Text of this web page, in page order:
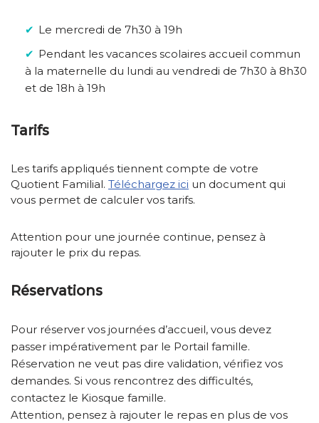
Le mercredi de 7h30 à 19h
Pendant les vacances scolaires accueil commun
à la maternelle du lundi au vendredi de 7h30 à 8h30
et de 18h à 19h
Tarifs
Les tarifs appliqués tiennent compte de votre
Quotient Familial. Téléchargez ici un document qui
vous permet de calculer vos tarifs.
Attention pour une journée continue, pensez à
rajouter le prix du repas.
Réservations
Pour réserver vos journées d’accueil, vous devez
passer impérativement par le Portail famille.
Réservation ne veut pas dire validation, vérifiez vos
demandes. Si vous rencontrez des difficultés,
contactez le Kiosque famille.
Attention, pensez à rajouter le repas en plus de vos